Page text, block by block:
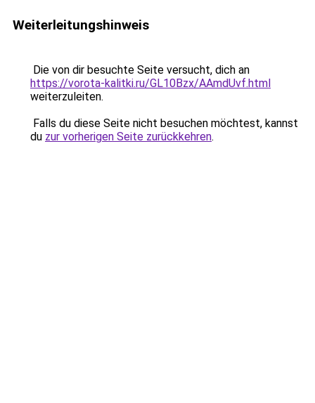
Weiterleitungshinweis
Die von dir besuchte Seite versucht, dich an
https://vorota-kalitki.ru/GL10Bzx/AAmdUvf.html
weiterzuleiten.
Falls du diese Seite nicht besuchen möchtest, kannst
du zur vorherigen Seite zurückkehren.